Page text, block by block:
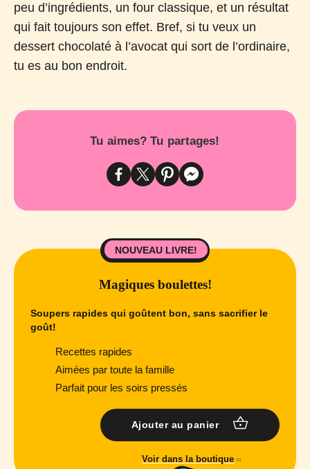
peu d’ingrédients, un four classique, et un résultat
qui fait toujours son effet. Bref, si tu veux un
dessert chocolaté à l’avocat qui sort de l’ordinaire,
tu es au bon endroit.
Tu aimes? Tu partages!
NOUVEAU LIVRE!
Magiques boulettes!
Soupers rapides qui goûtent bon, sans sacrifier le
goût!
Recettes rapides
Aimées par toute la famille
Parfait pour les soirs pressés
Ajouter au panier
Voir dans la boutique